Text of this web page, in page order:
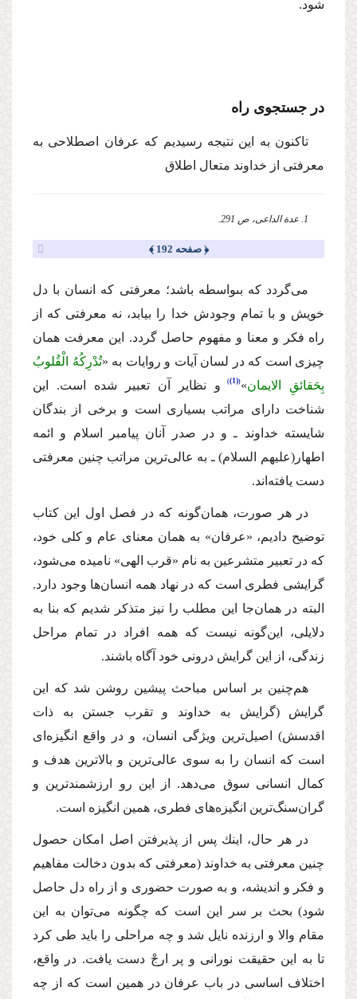
شود.
در جستجوى راه
تاكنون به این نتیجه رسیدیم كه عرفان اصطلاحى به
معرفتى از خداوند متعال اطلاق
1. عدة الداعى، ص 291.
﴿ صفحه 192 ﴾
مى‌گردد كه بىواسطه باشد؛ معرفتى كه انسان با دل
خویش و با تمام وجودش خدا را بیابد، نه معرفتى كه از
راه فكر و معنا و مفهوم حاصل گردد. این معرفت همان
چیزى است كه در لسان آیات و روایات به «تُدْرِكُهُ الْقُلوبُ
بِحَقائقِ الایمان»
(1)
و نظایر آن تعبیر شده است. این
شناخت داراى مراتب بسیارى است و برخى از بندگان
شایسته خداوند ـ و در صدر آنان پیامبر اسلام و ائمه
اطهار (علیهم السلام)ـ به عالى‌ترین مراتب چنین معرفتى
دست یافته‌اند.
در هر صورت، همان‌گونه كه در فصل اول این كتاب
توضیح دادیم، «عرفان» به همان معناى عام و كلى خود،
كه در تعبیر متشرعین به نام «قرب الهى» نامیده مى‌شود،
گرایشى فطرى است كه در نهاد همه انسان‌ها وجود دارد.
البته در همان‌جا این مطلب را نیز متذكر شدیم كه بنا به
دلایلى، این‌گونه نیست كه همه افراد در تمام مراحل
زندگى، از این گرایش درونى خود آگاه باشند.
هم‌چنین بر اساس مباحث پیشین روشن شد كه این
گرایش (گرایش به خداوند و تقرب جستن به ذات
اقدسش) اصیل‌ترین ویژگى انسان، و در واقع انگیزه‌اى
است كه انسان را به سوى عالى‌ترین و بالاترین هدف و
كمال انسانى سوق مى‌دهد. از این رو ارزشمندترین و
گران‌سنگ‌ترین انگیزه‌هاى فطرى، همین انگیزه است.
در هر حال، اینك پس از پذیرفتن اصل امكان حصول
چنین معرفتى به خداوند (معرفتى كه بدون دخالت مفاهیم
و فكر و اندیشه، و به صورت حضورى و از راه دل حاصل
شود) بحث بر سر این است كه چگونه مى‌توان به این
مقام والا و ارزنده نایل شد و چه مراحلى را باید طى كرد
تا به این حقیقت نورانى و پر ارجْ دست یافت. در واقع،
اختلاف اساسى در باب عرفان در همین است كه از چه